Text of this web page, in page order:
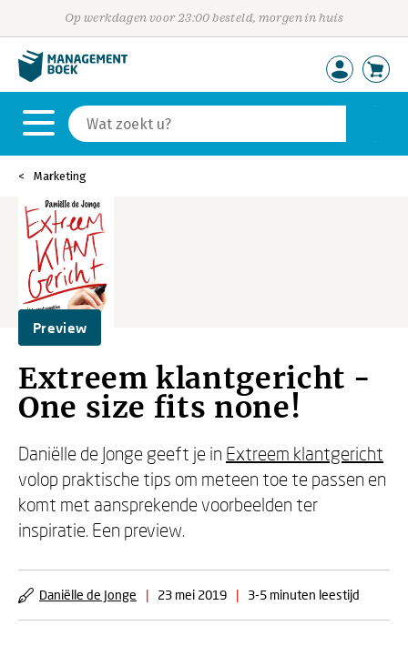
Op werkdagen voor 23:00 besteld, morgen in huis
Marketing
Preview
Extreem klantgericht -
One size fits none!
Daniëlle de Jonge geeft je in Extreem klantgericht
volop praktische tips om meteen toe te passen en
komt met aansprekende voorbeelden ter
inspiratie. Een preview.
Daniëlle de Jonge | 23 mei 2019 | 3-5 minuten leestijd